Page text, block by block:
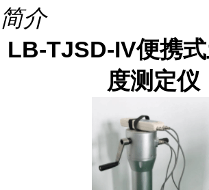
简介
LB-TJSD-IV便携
度测定仪